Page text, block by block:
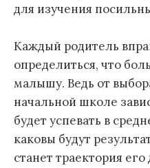
для изучения
Каждый родитель
определиться, что
малышу. Ведь от
начальной школе
будет успевать в
каковы будут
станет траектория